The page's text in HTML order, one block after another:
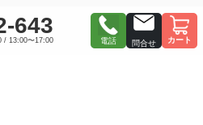
643
/ 13:00〜17:00 電話 問合せ カート